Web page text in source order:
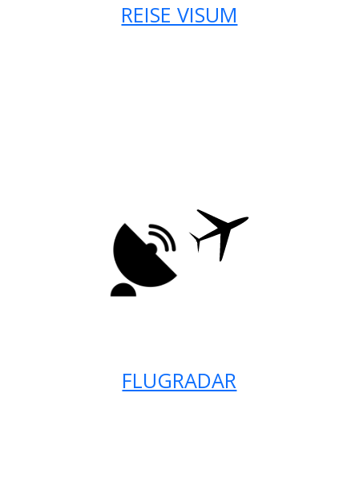
REISE VISUM
FLUGRADAR